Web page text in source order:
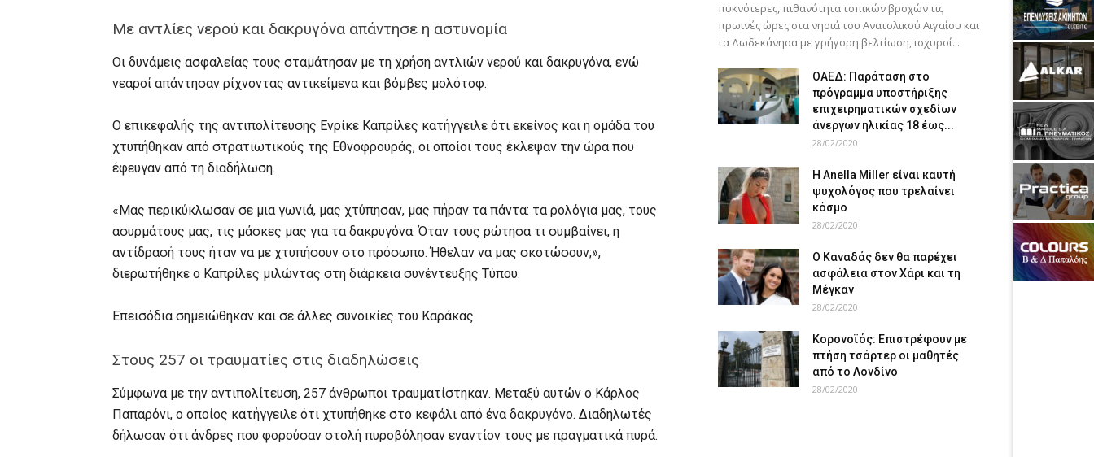
Με αντλίες νερού και δακρυγόνα απάντησε η αστυνομία
Οι δυνάμεις ασφαλείας τους σταμάτησαν με τη χρήση αντλιών νερού και δακρυγόνα, ενώ
νεαροί απάντησαν ρίχνοντας αντικείμενα και βόμβες μολότοφ.
Ο επικεφαλής της αντιπολίτευσης Ενρίκε Καπρίλες κατήγγειλε ότι εκείνος και η ομάδα του
χτυπήθηκαν από στρατιωτικούς της Εθνοφρουράς, οι οποίοι τους έκλεψαν την ώρα που
έφευγαν από τη διαδήλωση.
«Μας περικύκλωσαν σε μια γωνιά, μας χτύπησαν, μας πήραν τα πάντα: τα ρολόγια μας, τους
ασυρμάτους μας, τις μάσκες μας για τα δακρυγόνα. Όταν τους ρώτησα τι συμβαίνει, η
αντίδρασή τους ήταν να με χτυπήσουν στο πρόσωπο. Ήθελαν να μας σκοτώσουν;»,
διερωτήθηκε ο Καπρίλες μιλώντας στη διάρκεια συνέντευξης Τύπου.
Επεισόδια σημειώθηκαν και σε άλλες συνοικίες του Καράκας.
Στους 257 οι τραυματίες στις διαδηλώσεις
Σύμφωνα με την αντιπολίτευση, 257 άνθρωποι τραυματίστηκαν. Μεταξύ αυτών ο Κάρλος
Παπαρόνι, ο οποίος κατήγγειλε ότι χτυπήθηκε στο κεφάλι από ένα δακρυγόνο. Διαδηλωτές
δήλωσαν ότι άνδρες που φορούσαν στολή πυροβόλησαν εναντίον τους με πραγματικά πυρά.
πυκνότερες, πιθανότητα τοπικών βροχών τις
πρωινές ώρες στα νησιά του Ανατολικού Αιγαίου και
τα Δωδεκάνησα με γρήγορη βελτίωση, ισχυροί...
ΟΑΕΔ: Παράταση στο
πρόγραμμα υποστήριξης
επιχειρηματικών σχεδίων
άνεργων ηλικίας 18 έως...
28/02/2020
Η Anella Miller είναι καυτή
ψυχολόγος που τρελαίνει
κόσμο
28/02/2020
Ο Καναδάς δεν θα παρέχει
ασφάλεια στον Χάρι και τη
Μέγκαν
28/02/2020
Κορονοϊός: Επιστρέφουν με
πτήση τσάρτερ οι μαθητές
από το Λονδίνο
28/02/2020